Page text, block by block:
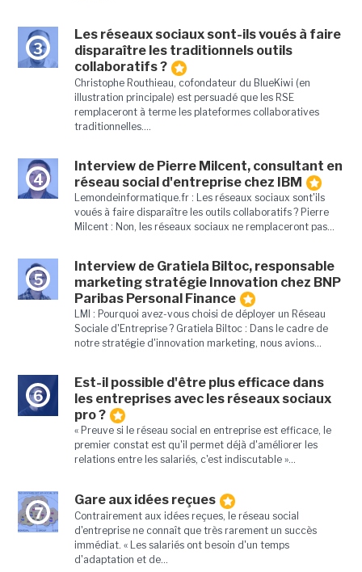
3
Les réseaux sociaux sont-ils voués à faire
disparaître les traditionnels outils
collaboratifs ?
Christophe Routhieau, cofondateur du BlueKiwi (en
illustration principale) est persuadé que les RSE
remplaceront à terme les plateformes collaboratives
traditionnelles....
4
Interview de Pierre Milcent, consultant en
réseau social d'entreprise chez IBM
Lemondeinformatique.fr : Les réseaux sociaux sont'ils
voués à faire disparaître les outils collaboratifs ? Pierre
Milcent : Non, les réseaux sociaux ne remplaceront pas...
5
Interview de Gratiela Biltoc, responsable
marketing stratégie Innovation chez BNP
Paribas Personal Finance
LMI : Pourquoi avez-vous choisi de déployer un Réseau
Sociale d'Entreprise ? Gratiela Biltoc : Dans le cadre de
notre stratégie d'innovation marketing, nous avions...
6
Est-il possible d'être plus efficace dans
les entreprises avec les réseaux sociaux
pro ?
« Preuve si le réseau social en entreprise est efficace, le
premier constat est qu'il permet déjà d'améliorer les
relations entre les salariés, c'est indiscutable »...
7
Gare aux idées reçues
Contrairement aux idées reçues, le réseau social
d'entreprise ne connaît que très rarement un succès
immédiat. « Les salariés ont besoin d'un temps
d'adaptation et de...